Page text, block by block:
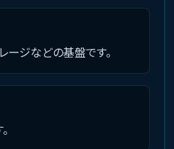
ージなどの基盤です。